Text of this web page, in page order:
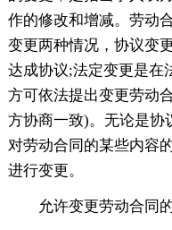
作的修改和增减。劳动
变更两种情况，协议变
达成协议;法定变更是在
方可依法提出变更劳动
方协商一致)。无论是协
对劳动合同的某些内容
进行变更。
允许变更劳动合同